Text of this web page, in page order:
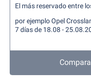
El más reservado entre
por ejemplo Opel
7 días de 18.08 -